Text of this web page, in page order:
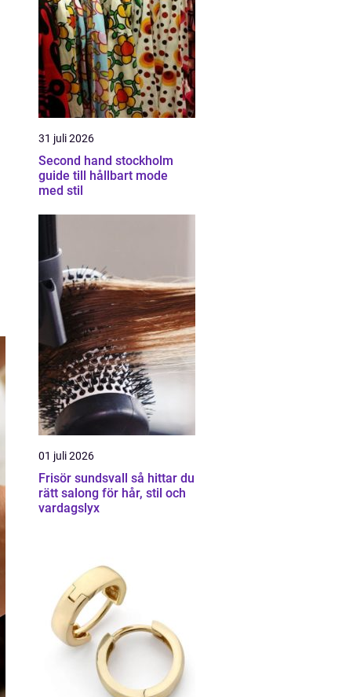
31 juli 2026
Second hand stockholm
guide till hållbart mode
med stil
01 juli 2026
Frisör sundsvall så hittar du
rätt salong för hår, stil och
vardagslyx